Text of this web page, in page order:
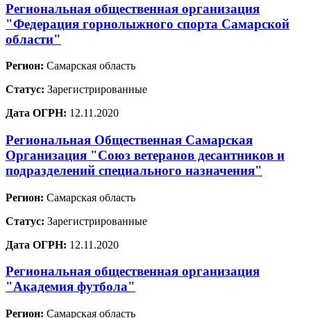
Региональная общественная организация
"Федерация горнолыжного спорта Самарской
области"
Регион: Самарская область
Статус: Зарегистрированные
Дата ОГРН: 12.11.2020
Региональная Общественная Самарская
Организация "Союз ветеранов десантников и
подразделений специального назначения"
Регион: Самарская область
Статус: Зарегистрированные
Дата ОГРН: 12.11.2020
Региональная общественная организация
"Академия футбола"
Регион: Самарская область